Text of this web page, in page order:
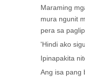
Maraming
mura ngunit
pera sa
'Hindi ako
Ipinapakita
Ang isa pang